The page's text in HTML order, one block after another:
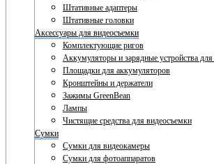
Штативные адаптеры
Штативные головки
Аксессуары для видеосъемки
Комплектующие ригов
Аккумуляторы и зарядные устройства
Площадки для аккумуляторов
Кронштейны и держатели
Зажимы GreenBean
Лампы
Чистящие средства для видеосъемки
Сумки
Сумки для видеокамеры
Сумки для фотоаппаратов